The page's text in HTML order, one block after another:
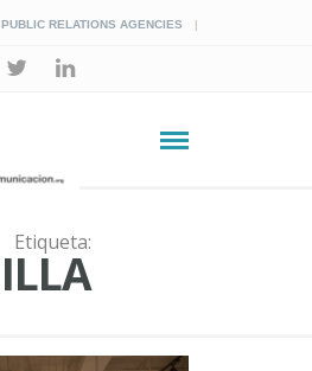
PUBLIC RELATIONS AGENCIES
Etiqueta:
ILLA